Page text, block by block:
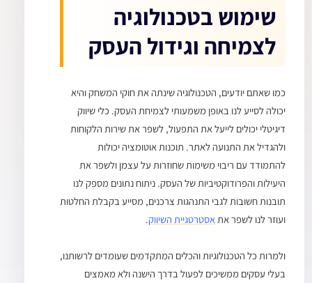
שימוש בטכנולוגיה
לצמיחה וגידול העסק
כמו שאתם יודעים, הטכנולוגיה שינתה את חוקי המשחק והיא
יכולה לסייע לנו באופן משמעותי לצמיחת העסק. כלי שיווק
דיגיטלי יכולים לייעל את התפעול, לשפר את שירות הלקוחות
ולהגדיל את התנועה לאתר. תוכנות אוטומציה יכולות
להתמודד עם ריבוי משימות שחוזרות על עצמן ולשפר את
היעילות והפרודוקטיביות של העסק. ניתוח נתונים מספק לנו
תובנות חשובות לגבי התנהגות צרכנים, מסייע בקבלת החלטות
ועוזר לנו לשפר אתאסטרטגיית השיווק.
ולמרות כל הטכנולוגיות והכלים המתקדמים שעומדים לרשותנו,
בעלי עסקים ממשיכים לפעול בדרך הישנה ולא מאמצים